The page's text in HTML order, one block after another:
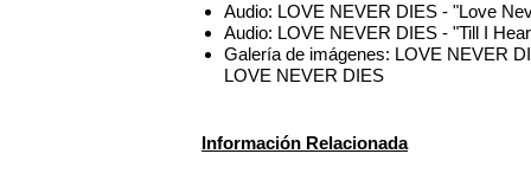
Audio: LOVE NEVER DIES - "Love
Audio: LOVE NEVER DIES - "Till I
Galería de imágenes: LOVE NEVER
LOVE NEVER DIES
Información Relacionada